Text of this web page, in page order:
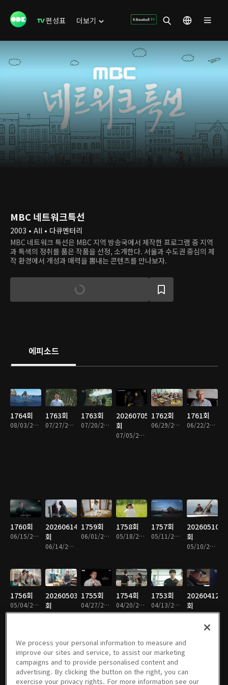
편성표 더보기
MBC 네트워크특선
2003 • All • 다큐멘터리
MBC 네트워크 특선은 MBC 지역 방송국에서 제작한 프로그램 중 지역
과 특색의 정취를 품은 작품을 선정, 소개한다. 서울과 수도권 중심의 제
작 환경에서 개성과 매력을 뽐내는 콘텐츠를 만나보자.
에피소드
1764회
08/03/2026 • 49분
1763회
07/27/2026 • 47분
1763회
07/20/2026 • 46분
20260705
회
07/05/2026 • 46분
1762회
06/29/2026 • 48분
1761회
06/22/2026 • 47분
1760회
06/15/2026 • 48분
20260614
회
06/14/2026 • 50분
1759회
06/01/2026 • 45분
1758회
05/18/2026 • 47분
1757회
05/11/2026 • 47분
20260510
회
05/10/2026 • 45분
1756회
05/04/2026 • 46분
20260503
회
05/03/2026 • 45분
1755회
04/27/2026 • 44분
1754회
04/20/2026 • 48분
1753회
04/13/2026 • 48분
20260412
회
04/12/2026 • 48분
1752회
04/06/2026 • 48분
20260405
회
1751회
03/23/2026 • 45분
1750회
03/16/2026 • 43분
1749회
03/09/2026 • 47분
회
We process your personal information to measure and
improve our sites and service, to assist our marketing
campaigns and to provide personalised content and
advertising. By clicking the button on the right, you can
exercise your privacy rights. For more information see our